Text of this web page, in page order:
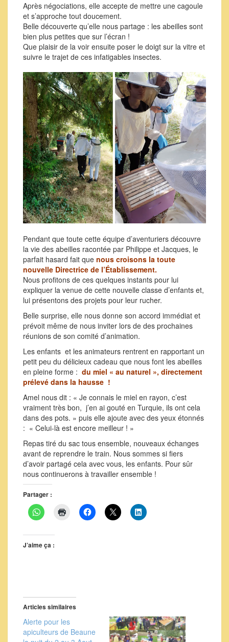
Après négociations, elle accepte de mettre une cagoule
et s’approche tout doucement.
Belle découverte qu’elle nous partage : les abeilles sont
bien plus petites que sur l’écran !
Que plaisir de la voir ensuite poser le doigt sur la vitre et
suivre le trajet de ces infatigables insectes.
Pendant que toute cette équipe d’aventuriers découvre
la vie des abeilles racontée par Philippe et Jacques, le
parfait hasard fait que nous croisons la toute
nouvelle Directrice de l’Établissement.
Nous profitons de ces quelques instants pour lui
expliquer la venue de cette nouvelle classe d’enfants et,
lui présentons des projets pour leur rucher.
Belle surprise, elle nous donne son accord immédiat et
prévoit même de nous inviter lors de des prochaines
réunions de son comité d’animation.
Les enfants et les animateurs rentrent en rapportant un
petit peu du délicieux cadeau que nous font les abeilles
en pleine forme : du miel « au naturel », directement
prélevé dans la hausse !
Amel nous dit : « Je connais le miel en rayon, c’est
vraiment très bon, j’en ai gouté en Turquie, ils ont cela
dans des pots. » puis elle ajoute avec des yeux étonnés
: « Celui-là est encore meilleur ! »
Repas tiré du sac tous ensemble, nouveaux échanges
avant de reprendre le train. Nous sommes si fiers
d’avoir partagé cela avec vous, les enfants. Pour sûr
nous continuerons à travailler ensemble !
Partager :
J’aime ça :
Articles similaires
Alerte pour les
apiculteurs de Beaune